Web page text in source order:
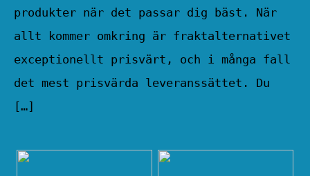
produkter när det passar dig bäst. När
allt kommer omkring är fraktalternativet
exceptionellt prisvärt, och i många fall
det mest prisvärda leveranssättet. Du
[…]